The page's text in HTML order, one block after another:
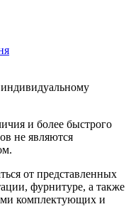
и более быстрого
не являются
от представленных
фурнитуре, а также
комплектующих и